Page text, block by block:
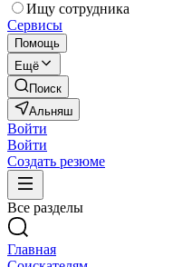
Ищу сотрудника
Сервисы
Помощь
Ещё
Поиск
Альняш
Войти
Войти
Создать резюме
Все разделы
Главная